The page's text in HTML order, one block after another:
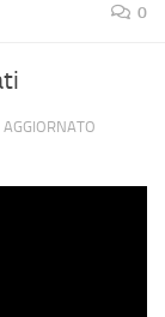
0
AGGIORNATO